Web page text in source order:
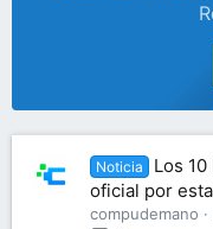
Noticia
Los
oficial por
compudemano